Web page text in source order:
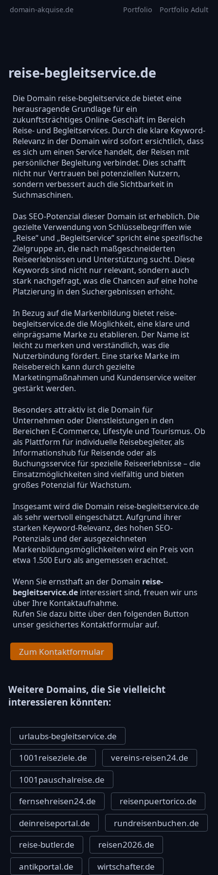
domain-akquise.de Portfolio Portfolio Adult
reise-begleitservice.de
Die Domain reise-begleitservice.de bietet eine
herausragende Grundlage für ein
zukunftsträchtiges Online-Geschäft im Bereich
Reise- und Begleitservices. Durch die klare Keyword-
Relevanz in der Domain wird sofort ersichtlich, dass
es sich um einen Service handelt, der Reisen mit
persönlicher Begleitung verbindet. Dies schafft
nicht nur Vertrauen bei potenziellen Nutzern,
sondern verbessert auch die Sichtbarkeit in
Suchmaschinen.
Das SEO-Potenzial dieser Domain ist erheblich. Die
gezielte Verwendung von Schlüsselbegriffen wie
„Reise“ und „Begleitservice“ spricht eine spezifische
Zielgruppe an, die nach maßgeschneiderten
Reiseerlebnissen und Unterstützung sucht. Diese
Keywords sind nicht nur relevant, sondern auch
stark nachgefragt, was die Chancen auf eine hohe
Platzierung in den Suchergebnissen erhöht.
In Bezug auf die Markenbildung bietet reise-
begleitservice.de die Möglichkeit, eine klare und
einprägsame Marke zu etablieren. Der Name ist
leicht zu merken und verständlich, was die
Nutzerbindung fördert. Eine starke Marke im
Reisebereich kann durch gezielte
Marketingmaßnahmen und Kundenservice weiter
gestärkt werden.
Besonders attraktiv ist die Domain für
Unternehmen oder Dienstleistungen in den
Bereichen E-Commerce, Lifestyle und Tourismus. Ob
als Plattform für individuelle Reisebegleiter, als
Informationshub für Reisende oder als
Buchungsservice für spezielle Reiseerlebnisse – die
Einsatzmöglichkeiten sind vielfältig und bieten
großes Potenzial für Wachstum.
Insgesamt wird die Domain reise-begleitservice.de
als sehr wertvoll eingeschätzt. Aufgrund ihrer
starken Keyword-Relevanz, des hohen SEO-
Potenzials und der ausgezeichneten
Markenbildungsmöglichkeiten wird ein Preis von
etwa 1.500 Euro als angemessen erachtet.
Wenn Sie ernsthaft an der Domain reise-
begleitservice.deinteressiert sind, freuen wir uns
über Ihre Kontaktaufnahme.
Rufen Sie dazu bitte über den folgenden Button
unser gesichertes Kontaktformular auf.
Zum Kontaktformular
Weitere Domains, die Sie vielleicht
interessieren könnten:
urlaubs-begleitservice.de
1001reiseziele.de
vereins-reisen24.de
1001pauschalreise.de
fernsehreisen24.de
reisenpuertorico.de
deinreiseportal.de
rundreisenbuchen.de
reise-butler.de
reisen2026.de
antikportal.de
wirtschafter.de